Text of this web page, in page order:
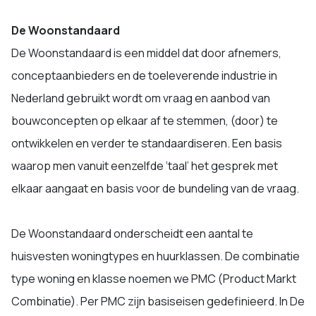
De Woonstandaard
De Woonstandaard is een middel dat door afnemers,
conceptaanbieders en de toeleverende industrie in
Nederland gebruikt wordt om vraag en aanbod van
bouwconcepten op elkaar af te stemmen, (door) te
ontwikkelen en verder te standaardiseren. Een basis
waarop men vanuit eenzelfde ‘taal’ het gesprek met
elkaar aangaat en basis voor de bundeling van de vraag.
De Woonstandaard onderscheidt een aantal te
huisvesten woningtypes en huurklassen. De combinatie
type woning en klasse noemen we PMC (Product Markt
Combinatie). Per PMC zijn basiseisen gedefinieerd. In De